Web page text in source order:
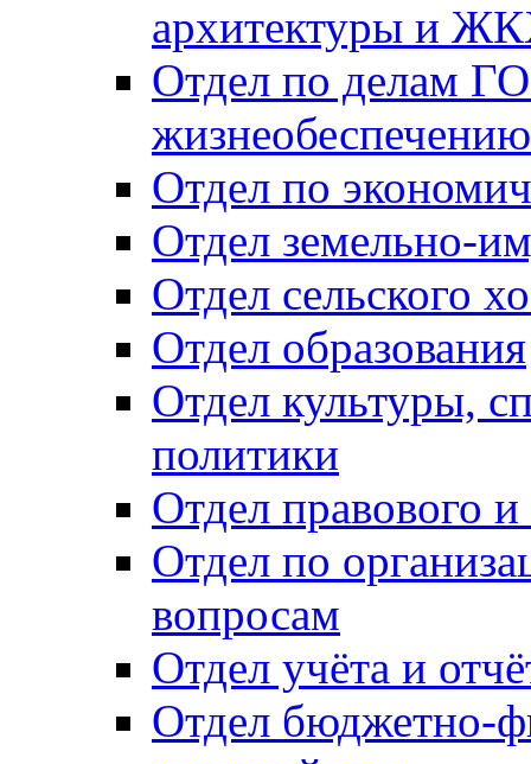
архитектуры и
Отдел по делам
Отдел по
Отдел земельно-
Отдел сельского
Отдел образования
Отдел культуры,
политики
Отдел правового
Отдел по
вопросам
Отдел учёта и
Отдел бюджетно-